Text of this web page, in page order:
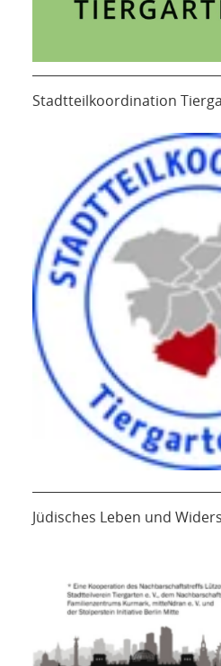
Stadtteilkoordination
Jüdisches Leben und